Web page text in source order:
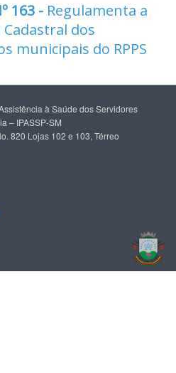
163 - Regulamenta a
Cadastral dos
municipais do RPPS
à Saúde dos Servidores
– IPASSP-SM
820 Lojas 102 e 103, Térreo